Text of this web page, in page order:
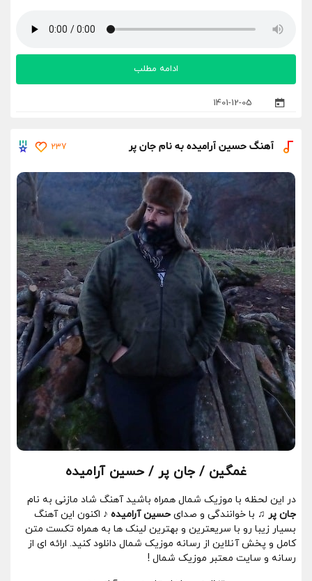
1401-12-05
ادامه مطلب
آهنگ حسین آرامیده به نام جان پر 237
غمگین / جان پر / حسین آرامیده
در این لحظه با موزیک شمال همراه باشید آهنگ شاد مازنی به نام
جان پر ♫ با خوانندگی و صدای حسین آرامیده ♪ اکنون این آهنگ
بسیار زیبا رو با سریعترین و بهترین لینک ها به همراه تکست متن
کامل و پخش آنلاین از رسانه موزیک شمال دانلود کنید. ارائه ای از
رسانه و سایت معتبر موزیک شمال !